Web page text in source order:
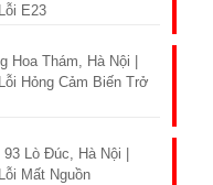
E23
Thám, Hà Nội |
Hỏng Cảm Biến Trở
Lò Đúc, Hà Nội |
Mất Nguồn